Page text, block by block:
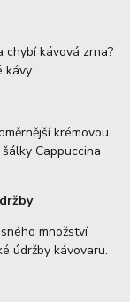
chybí kávová zrna?
kávy.
krémovou
Cappuccina
množství
údržby kávovaru.